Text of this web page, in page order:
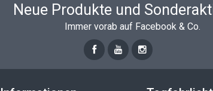
Neue Produkte und
Immer vorab auf Facebook & Co.